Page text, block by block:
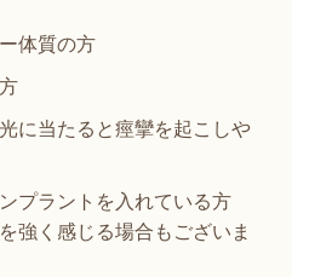
体質の方
に当たると痙攣を起こしや
プラントを入れている方
強く感じる場合もございま